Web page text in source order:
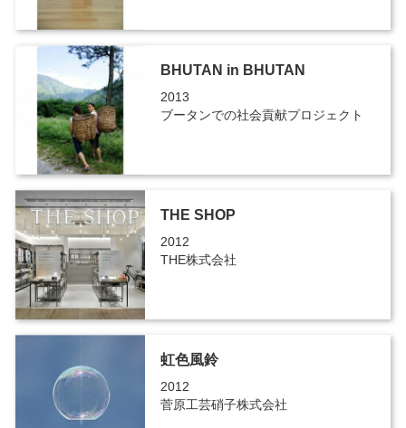
BHUTAN in BHUTAN
2013
ブータンでの社会貢献プロジェクト
THE SHOP
2012
THE株式会社
虹色風鈴
2012
菅原工芸硝子株式会社